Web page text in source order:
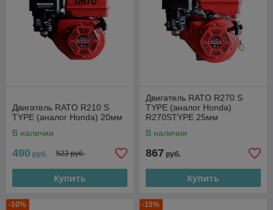
Двигатель RATO R210 S
TYPE (аналог Honda) 20мм
В наличии
490 руб. 522 руб.
Купить
Двигатель RATO R270 S
TYPE (аналог Honda)
R270STYPE 25мм
В наличии
867 руб.
Купить
-10% -15%